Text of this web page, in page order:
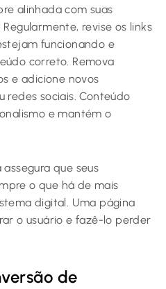
alinhada com suas
revise os links
funcionando e
correto. Remova
e adicione novos
redes sociais. Conteúdo
e mantém o
que seus
o que há de mais
digital. Uma página
o usuário e fazê-lo perder
de